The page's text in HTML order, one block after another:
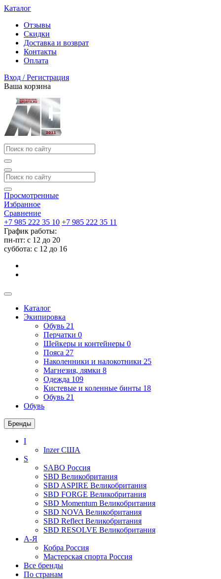
Каталог
Отзывы
Скидки
Доставка и возврат
Контакты
Оплата
Вход / Регистрация
Ваша корзина
Просмотренные
Избранное
Сравнение
+7 985 222 35 10 +7 985 222 35 11
График работы:
пн-пт: с 12 до 20
суббота: c 12 до 16
Каталог
Экипировка
Обувь 21
Перчатки 0
Шейкеры и контейнеры 0
Пояса 27
Наколенники и налокотники 25
Магнезия, лямки 8
Одежда 109
Кистевые и коленные бинты 18
Обувь 21
Обувь
Бренды
I
InzerСША
S
SABO Россия
SBD Великобритания
SBD ASPIRE Великобритания
SBD FORGE Великобритания
SBD Momentum Великобритания
SBD NOVA Великобритания
SBD Reflect Великобритания
SBD RESOLVE Великобритания
А-Я
Кобра Россия
Мастерская спорта Россия
Все бренды
По странам